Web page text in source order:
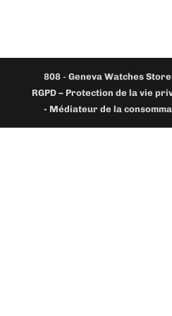
808 -Geneva Watches
RGPD – Protection de la vie
- Médiateur de la